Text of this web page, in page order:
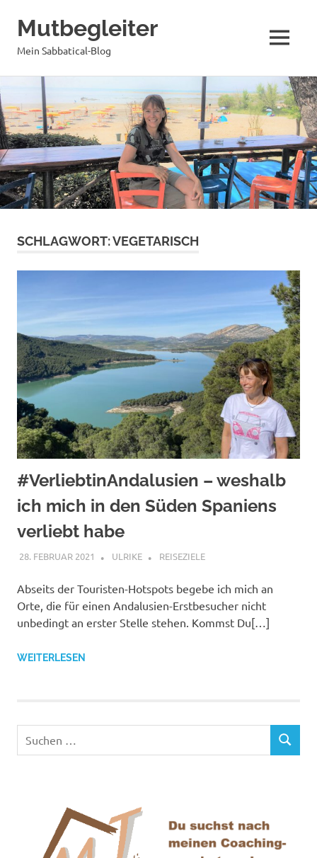
Inhalt
springen
Mutbegleiter
Mein Sabbatical-Blog MENÜ
SCHLAGWORT:VEGETARISCH
#VerliebtinAndalusien – weshalb
ich mich in den Süden Spaniens
verliebt habe
28. FEBRUAR 2021 ULRIKE REISEZIELE
Abseits der Touristen-Hotspots begebe ich mich an
Orte, die für einen Andalusien-Erstbesucher nicht
unbedingt an erster Stelle stehen. Kommst Du[…]
WEITERLESEN
Suchen
SUCHEN